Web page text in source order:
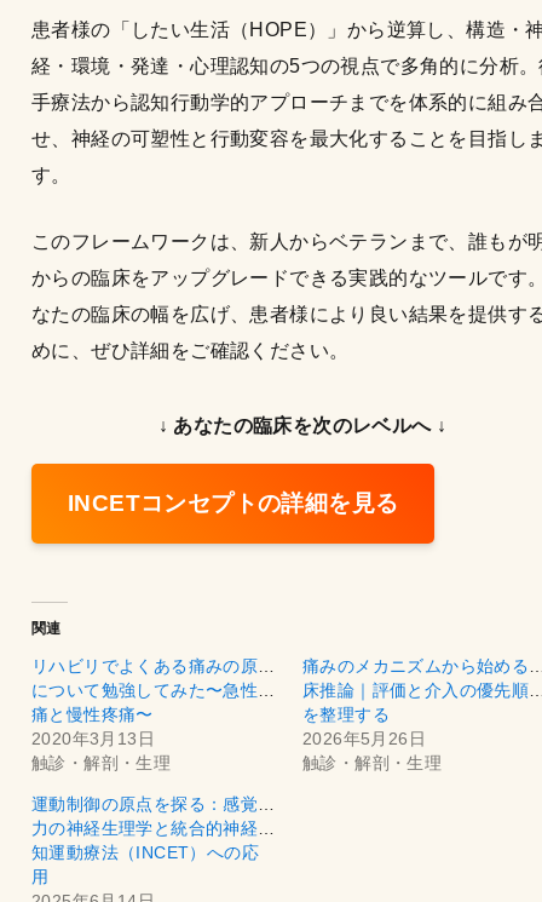
患者様の「したい生活（HOPE）」から逆算し、構造・
経・環境・発達・心理認知の5つの視点で多角的に分析
手療法から認知行動学的アプローチまでを体系的に組み
せ、神経の可塑性と行動変容を最大化することを目指し
す。
このフレームワークは、新人からベテランまで、誰もが
からの臨床をアップグレードできる実践的なツールです
なたの臨床の幅を広げ、患者様により良い結果を提供す
めに、ぜひ詳細をご確認ください。
↓ あなたの臨床を次のレベルへ ↓
INCETコンセプトの詳細を見る
関連
リハビリでよくある痛みの原因
について勉強してみた〜急性疼
痛と慢性疼痛〜
2020年3月13日
触診・解剖・生理
痛みのメカニズムから始める
床推論｜評価と介入の優先順
を整理する
2026年5月26日
触診・解剖・生理
運動制御の原点を探る：感覚入
力の神経生理学と統合的神経認
知運動療法（INCET）への応
用